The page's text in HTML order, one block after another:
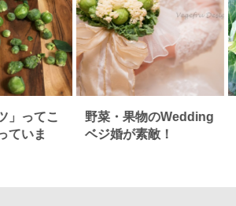
」ってこ
ていま
野菜・果物のWedding
ベジ婚が素敵！